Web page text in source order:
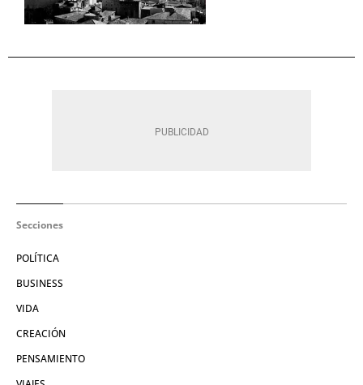
Secciones
POLÍTICA
BUSINESS
VIDA
CREACIÓN
PENSAMIENTO